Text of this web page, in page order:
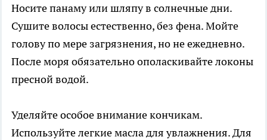
Носите панаму или шляпу в солнечные дни.
Сушите волосы естественно, без фена. Мойте
голову по мере загрязнения, но не ежедневно.
После моря обязательно ополаскивайте локоны
пресной водой.
Уделяйте особое внимание кончикам.
Используйте легкие масла для увлажнения. Для